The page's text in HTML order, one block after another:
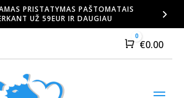
PRISTATYMAS PAŠTOMATAIS
UŽ 59EUR IR DAUGIAU
Cart
0
€0.00